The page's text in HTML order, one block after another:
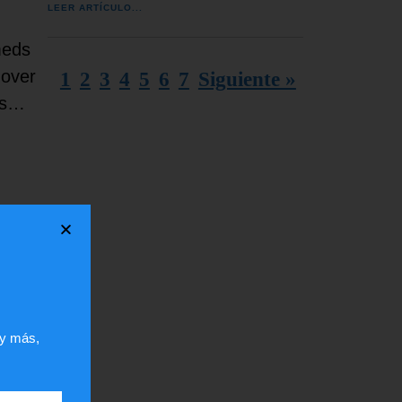
LEER ARTÍCULO...
1 2 3 4 5 6 7 Siguiente »
más,